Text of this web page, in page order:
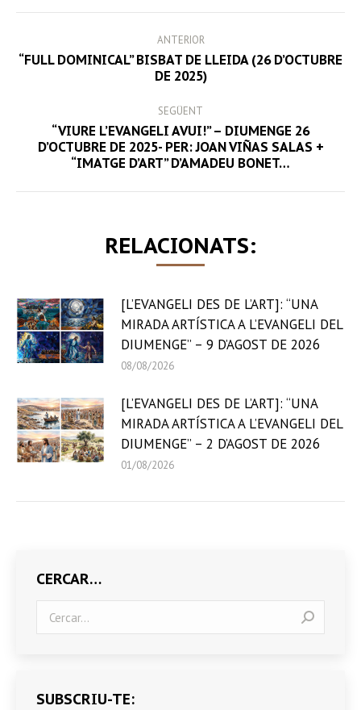
NAVIGATION
ANTERIOR
Previous
post:
“FULL DOMINICAL” BISBAT DE LLEIDA (26 D’OCTUBRE
DE 2025)
SEGÜENT
Next
post:
“VIURE L’EVANGELI AVUI!” – DIUMENGE 26
D’OCTUBRE DE 2025- PER: JOAN VIÑAS SALAS +
“IMATGE D’ART” D’AMADEU BONET…
RELACIONATS:
[L’EVANGELI DES DE L’ART]: “UNA
MIRADA ARTÍSTICA A L’EVANGELI DEL
DIUMENGE” – 9 D’AGOST DE 2026
08/08/2026
[L’EVANGELI DES DE L’ART]: “UNA
MIRADA ARTÍSTICA A L’EVANGELI DEL
DIUMENGE” – 2 D’AGOST DE 2026
01/08/2026
CERCAR…
SUBSCRIU-TE: